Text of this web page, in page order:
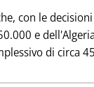
con le
e
di circa